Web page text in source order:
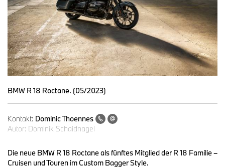
BMW R 18 Roctane. (05/2023)
Kontakt: Dominic Thoennes
Autor: Dominik Schaidnagel
Die neue BMW R 18 Roctane als fünftes Mitglied der R 18 Familie –
Cruisen und Touren im Custom Bagger Style.